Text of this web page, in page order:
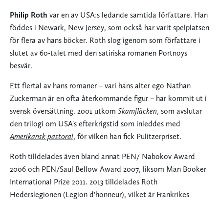
Philip Roth var en av USA:s ledande samtida författare. Han
föddes i Newark, New Jersey, som också har varit spelplatsen
för flera av hans böcker. Roth slog igenom som författare i
slutet av 60-talet med den satiriska romanen Portnoys
besvär.
Ett flertal av hans romaner – vari hans alter ego Nathan
Zuckerman är en ofta återkommande figur – har kommit ut i
svensk översättning. 2001 utkom Skamfläcken, som avslutar
den trilogi om USA's efterkrigstid som inleddes med
Amerikansk pastoral, för vilken han fick Pulitzerpriset.
Roth tilldelades även bland annat PEN/ Nabokov Award
2006 och PEN/Saul Bellow Award 2007, liksom Man Booker
International Prize 2011. 2013 tilldelades Roth
Hederslegionen (Legion d'honneur), vilket är Frankrikes